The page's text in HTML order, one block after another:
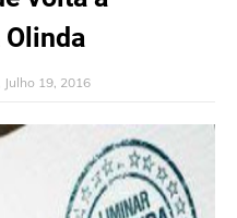
Julho 19, 2016